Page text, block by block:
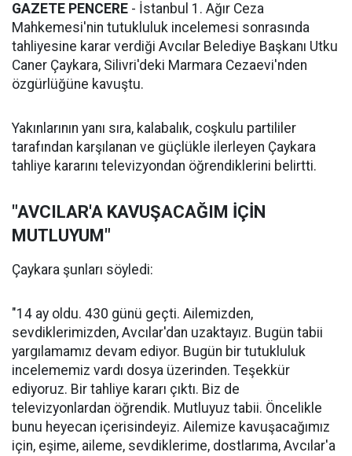
GAZETE PENCERE - İstanbul 1. Ağır Ceza
Mahkemesi'nin tutukluluk incelemesi sonrasında
tahliyesine karar verdiği Avcılar Belediye Başkanı Utku
Caner Çaykara, Silivri'deki Marmara Cezaevi'nden
özgürlüğüne kavuştu.
Yakınlarının yanı sıra, kalabalık, coşkulu partililer
tarafından karşılanan ve güçlükle ilerleyen Çaykara
tahliye kararını televizyondan öğrendiklerini belirtti.
"AVCILAR'A KAVUŞACAĞIM İÇİN
MUTLUYUM"
Çaykara şunları söyledi:
"14 ay oldu. 430 günü geçti. Ailemizden,
sevdiklerimizden, Avcılar'dan uzaktayız. Bugün tabii
yargılamamız devam ediyor. Bugün bir tutukluluk
incelememiz vardı dosya üzerinden. Teşekkür
ediyoruz. Bir tahliye kararı çıktı. Biz de
televizyonlardan öğrendik. Mutluyuz tabii. Öncelikle
bunu heyecan içerisindeyiz. Ailemize kavuşacağımız
için, eşime, aileme, sevdiklerime, dostlarıma, Avcılar'a